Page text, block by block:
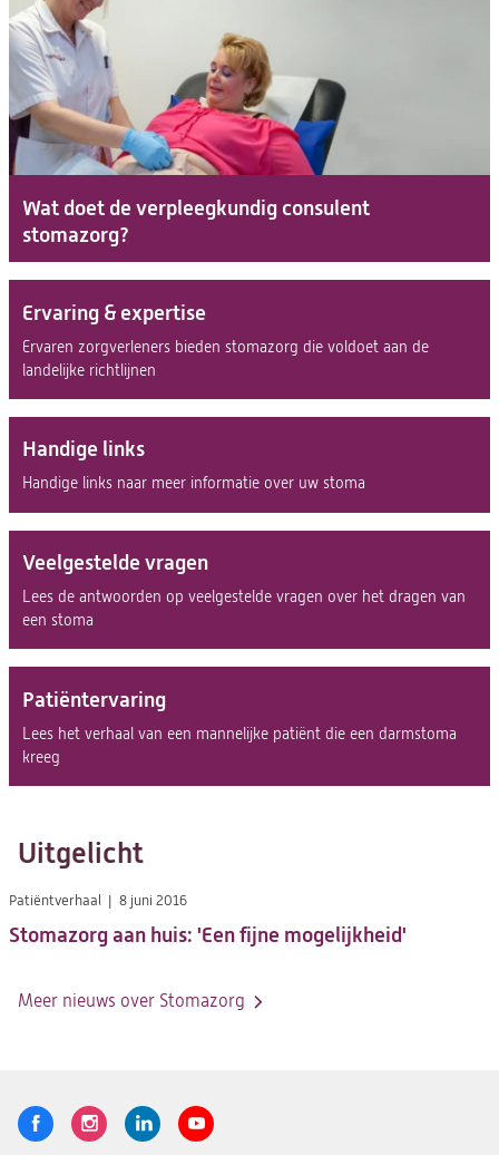
Wat doet de verpleegkundig consulent
stomazorg?
Ervaring & expertise
Ervaren zorgverleners bieden stomazorg die voldoet aan de
landelijke richtlijnen
Handige links
Handige links naar meer informatie over uw stoma
Veelgestelde vragen
Lees de antwoorden op veelgestelde vragen over het dragen van
een stoma
Patiëntervaring
Lees het verhaal van een mannelijke patiënt die een darmstoma
kreeg
Uitgelicht
Stomazorg aan huis: 'Een fijne mogelijkheid'
Patiëntverhaal 8 juni 2016
Meer nieuws over Stomazorg
Volg
Logo
Logo
Logo
Logo